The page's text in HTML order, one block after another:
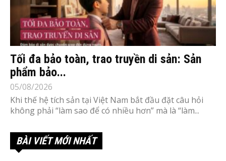
Tối đa bảo toàn, trao truyền di sản: Sản
phẩm bảo...
05/08/2026
Khi thế hệ tích sản tại Việt Nam bắt đầu đặt câu hỏi
không phải “làm sao để có nhiều hơn” mà là “làm...
BÀI VIẾT MỚI NHẤT